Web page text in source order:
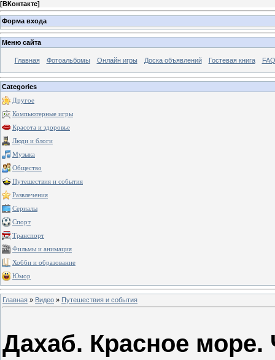
[ВКонтакте]
Форма входа
Меню сайта
Главная Фотоальбомы Онлайн игры Доска объявлений Гостевая книга
Categories
Другое
Компьютерные игры
Красота и здоровье
Люди и блоги
Музыка
Общество
Путешествия и события
Развлечения
Сериалы
Спорт
Транспорт
Фильмы и анимация
Хобби и образование
Юмор
Главная » Видео » Путешествия и события
Дахаб. Красное море.